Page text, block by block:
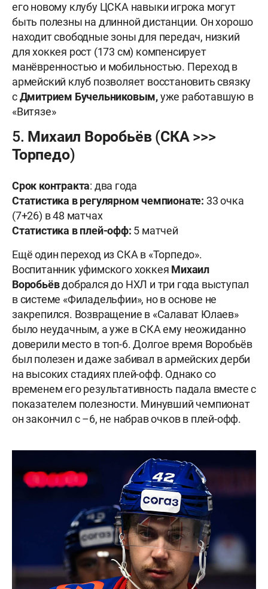
его новому клубу ЦСКА навыки игрока могут
быть полезны на длинной дистанции. Он хорошо
находит свободные зоны для передач, низкий
для хоккея рост (173 см) компенсирует
манёвренностью и мобильностью. Переход в
армейский клуб позволяет восстановить связку
сДмитрием Бучельниковым,уже работавшую в
«Витязе»
5. Михаил Воробьёв (СКА >>>
Торпедо)
Срок контракта: два года
Статистика в регулярном чемпионате: 33 очка
(7+26) в 48 матчах
Статистика в плей-офф: 5 матчей
Ещё один переход из СКА в «Торпедо».
Воспитанник уфимского хоккея Михаил
Воробьёвдобрался до НХЛ и три года выступал
в системе «Филадельфии», но в основе не
закрепился. Возвращение в «Салават Юлаев»
было неудачным, а уже в СКА ему неожиданно
доверили место в топ-6. Долгое время Воробьёв
был полезен и даже забивал в армейских дерби
на высоких стадиях плей-офф. Однако со
временем его результативность падала вместе с
показателем полезности. Минувший чемпионат
он закончил с –6, не набрав очков в плей-офф.